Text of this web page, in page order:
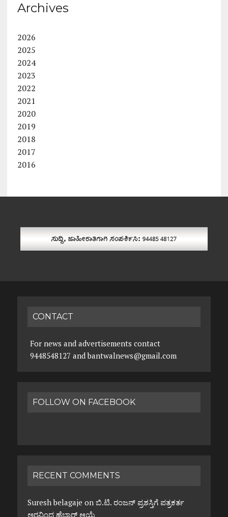
Archives
2026
2025
2024
2023
2022
2021
2020
2019
2018
2017
2016
CONTACT
For news and advertisements contact
9448548127 and bantwalnews@gmail.com
FOLLOW ON FACEBOOK
RECENT COMMENTS
Suresh belagaje on ಬಿ.ಟಿ. ರಂಜನ್ ಪ್ರಶಸ್ತಿಗೆ ಪತ್ರಕರ್ತ
ಅರವಿಂದ ಹೆಬ್ಬಾರ್ ಆಯ್ಕೆ